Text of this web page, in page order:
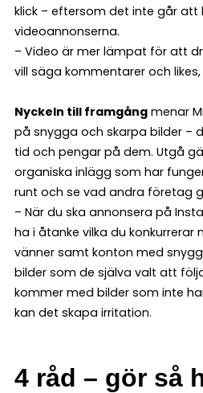
klick – eftersom det inte går att
videoannonserna.
– Video är mer lämpat för att
vill säga kommentarer och
Nyckeln till framgång menar
på snygga och skarpa bilder –
tid och pengar på dem. Utgå
organiska inlägg som har
runt och se vad andra företag
– När du ska annonsera på
ha i åtanke vilka du
vänner samt konton med
bilder som de själva valt att
kommer med bilder som inte
kan det skapa irritation.
4 råd – gör så